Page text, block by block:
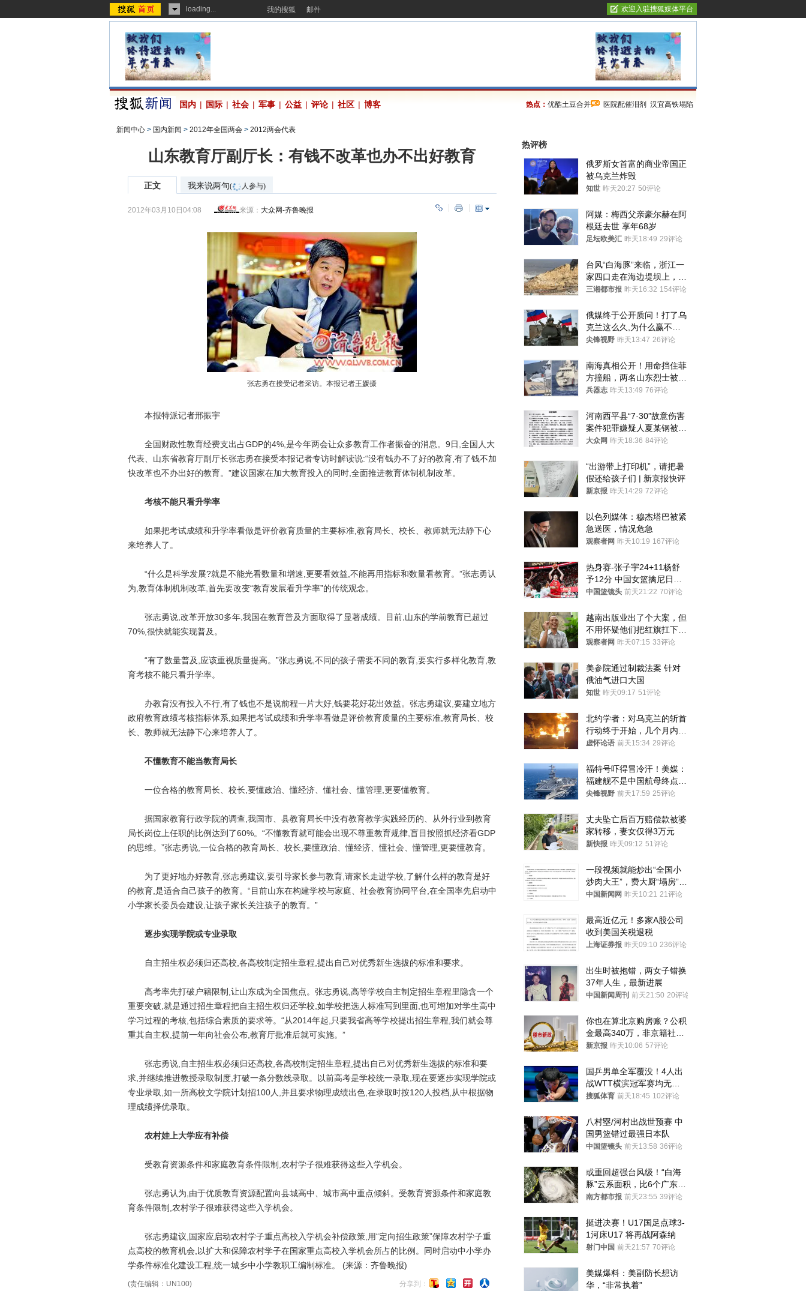
loading... 我的搜狐 邮件 欢迎入驻搜狐媒体平台
国内 | 国际 | 社会 | 军事 | 公益 | 评论 | 社区 | 博客 热点： 优酷土豆合并 医院配催泪剂 汉宜高铁塌陷
新闻中心 > 国内新闻 > 2012年全国两会 > 2012两会代表
山东教育厅副厅长：有钱不改革也办不出好教育
正文 我来说两句( 人参与)
2012年03月10日04:08 来源： 大众网-齐鲁晚报
张志勇在接受记者采访。本报记者王媛摄
本报特派记者邢振宇
全国财政性教育经费支出占GDP的4%,是今年两会让众多教育工作者振奋的消息。9日,全国人大
代表、山东省教育厅副厅长张志勇在接受本报记者专访时解读说:“没有钱办不了好的教育,有了钱不加
快改革也不办出好的教育。”建议国家在加大教育投入的同时,全面推进教育体制机制改革。
考核不能只看升学率
如果把考试成绩和升学率看做是评价教育质量的主要标准,教育局长、校长、教师就无法静下心
来培养人了。
“什么是科学发展?就是不能光看数量和增速,更要看效益,不能再用指标和数量看教育。”张志勇认
为,教育体制机制改革,首先要改变“教育发展看升学率”的传统观念。
张志勇说,改革开放30多年,我国在教育普及方面取得了显著成绩。目前,山东的学前教育已超过
70%,很快就能实现普及。
“有了数量普及,应该重视质量提高。”张志勇说,不同的孩子需要不同的教育,要实行多样化教育,教
育考核不能只看升学率。
办教育没有投入不行,有了钱也不是说前程一片大好,钱要花好花出效益。张志勇建议,要建立地方
政府教育政绩考核指标体系,如果把考试成绩和升学率看做是评价教育质量的主要标准,教育局长、校
长、教师就无法静下心来培养人了。
不懂教育不能当教育局长
一位合格的教育局长、校长,要懂政治、懂经济、懂社会、懂管理,更要懂教育。
据国家教育行政学院的调查,我国市、县教育局长中没有教育教学实践经历的、从外行业到教育
局长岗位上任职的比例达到了60%。“不懂教育就可能会出现不尊重教育规律,盲目按照抓经济看GDP
的思维。”张志勇说,一位合格的教育局长、校长,要懂政治、懂经济、懂社会、懂管理,更要懂教育。
为了更好地办好教育,张志勇建议,要引导家长参与教育,请家长走进学校,了解什么样的教育是好
的教育,是适合自己孩子的教育。“目前山东在构建学校与家庭、社会教育协同平台,在全国率先启动中
小学家长委员会建设,让孩子家长关注孩子的教育。”
逐步实现学院或专业录取
自主招生权必须归还高校,各高校制定招生章程,提出自己对优秀新生选拔的标准和要求。
高考率先打破户籍限制,让山东成为全国焦点。张志勇说,高等学校自主制定招生章程里隐含一个
重要突破,就是通过招生章程把自主招生权归还学校,如学校把选人标准写到里面,也可增加对学生高中
学习过程的考核,包括综合素质的要求等。“从2014年起,只要我省高等学校提出招生章程,我们就会尊
重其自主权,提前一年向社会公布,教育厅批准后就可实施。”
张志勇说,自主招生权必须归还高校,各高校制定招生章程,提出自己对优秀新生选拔的标准和要
求,并继续推进教授录取制度,打破一条分数线录取。以前高考是学校统一录取,现在要逐步实现学院或
专业录取,如一所高校文学院计划招100人,并且要求物理成绩出色,在录取时按120人投档,从中根据物
理成绩择优录取。
农村娃上大学应有补偿
受教育资源条件和家庭教育条件限制,农村学子很难获得这些入学机会。
张志勇认为,由于优质教育资源配置向县城高中、城市高中重点倾斜。受教育资源条件和家庭教
育条件限制,农村学子很难获得这些入学机会。
张志勇建议,国家应启动农村学子重点高校入学机会补偿政策,用“定向招生政策”保障农村学子重
点高校的教育机会,以扩大和保障农村学子在国家重点高校入学机会所占的比例。同时启动中小学办
学条件标准化建设工程,统一城乡中小学教职工编制标准。 (来源：齐鲁晚报)
(责任编辑：UN100) 分享到：
热评榜
俄罗斯女首富的商业帝国正
被乌克兰炸毁
知世 昨天20:27 50评论
阿媒：梅西父亲豪尔赫在阿
根廷去世 享年68岁
足坛欧美汇 昨天18:49 29评论
台风“白海豚”来临，浙江一
家四口走在海边堤坝上，其
中9岁男孩被巨浪卷入海
三湘都市报 昨天16:32 154评论
俄媒终于公开质问！打了乌
克兰这么久,为什么赢不了?
答案令人沉默
尖锋视野 昨天13:47 26评论
南海真相公开！用命挡住菲
方撞船，两名山东烈士被授
武警最高荣誉
兵器志 昨天13:49 76评论
河南西平县“7·30”故意伤害
案件犯罪嫌疑人夏某钢被抓
获
大众网 昨天18:36 84评论
“出游带上打印机”，请把暑
假还给孩子们 | 新京报快评
新京报 昨天14:29 72评论
以色列媒体：穆杰塔巴被紧
急送医，情况危急
观察者网 昨天10:19 167评论
热身赛-张子宇24+11杨舒
予12分 中国女篮擒尼日利
亚
中国篮镜头 前天21:22 70评论
越南出版业出了个大案，但
不用怀疑他们把红旗扛下去
的决心
观察者网 昨天07:15 33评论
美参院通过制裁法案 针对
俄油气进口大国
知世 昨天09:17 51评论
北约学者：对乌克兰的斩首
行动终于开始，几个月内乌
将投降
虚怀论语 前天15:34 29评论
福特号吓得冒冷汗！美媒：
福建舰不是中国航母终点，
而是新起点！
尖锋视野 前天17:59 25评论
丈夫坠亡后百万赔偿款被婆
家转移，妻女仅得3万元
新快报 昨天09:12 51评论
一段视频就能炒出“全国小
炒肉大王”，费大厨“塌房”了
吗？
中国新闻网 昨天10:21 21评论
最高近亿元！多家A股公司
收到美国关税退税
上海证券报 昨天09:10 236评论
出生时被抱错，两女子错换
37年人生，最新进展
中国新闻周刊 前天21:50 20评论
你也在算北京购房账？公积
金最高340万，非京籍社保
1年
新京报 昨天10:06 57评论
国乒男单全军覆没！4人出
战WTT横滨冠军赛均无缘
八强
搜狐体育 前天18:45 102评论
八村塁/河村出战世预赛 中
国男篮错过最强日本队
中国篮镜头 前天13:58 36评论
或重回超强台风级！“白海
豚”云系面积，比6个广东还
大！深圳官方：注意这件事
南方都市报 前天23:55 39评论
挺进决赛！U17国足点球3-
1河床U17 将再战阿森纳
射门中国 前天21:57 70评论
美媒爆料：美副防长想访
华，“非常执着”